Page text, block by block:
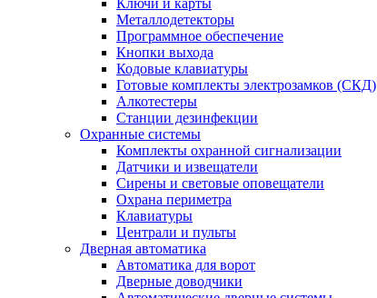
Ключи и карты
Металлодетекторы
Программное обеспечение
Кнопки выхода
Кодовые клавиатуры
Готовые комплекты электрозамков (СКД)
Алкотестеры
Станции дезинфекции
Охранные системы
Комплекты охранной сигнализации
Датчики и извещатели
Сирены и световые оповещатели
Охрана периметра
Клавиатуры
Централи и пульты
Дверная автоматика
Автоматика для ворот
Дверные доводчики